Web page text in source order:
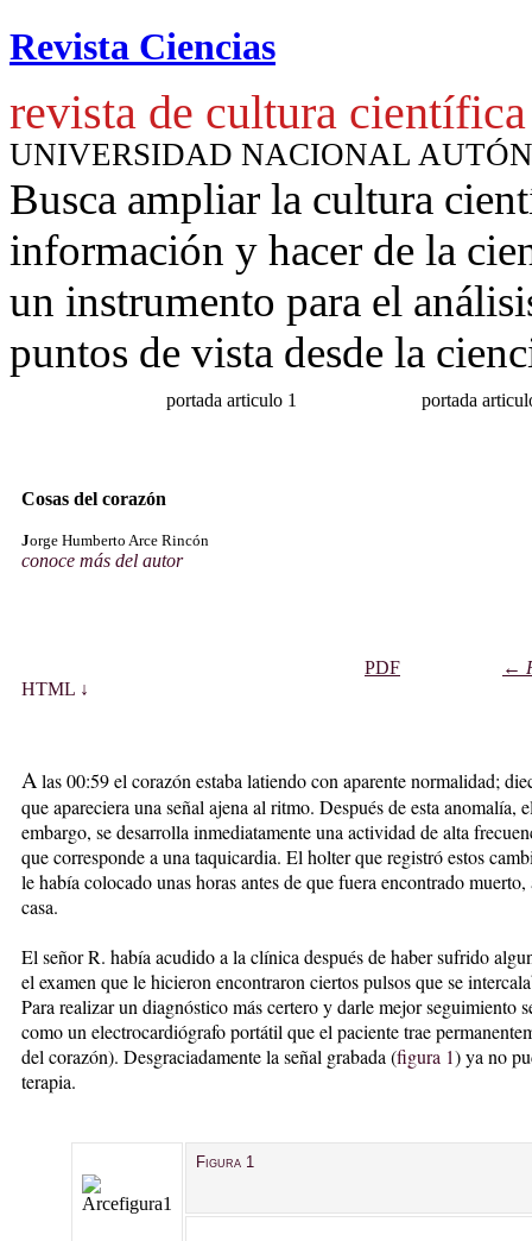
Revista Ciencias
revista de cultura científica
UNIVERSIDAD NACIONAL
Busca ampliar la cultura
información y hacer de la
un instrumento para el
puntos de vista desde la
portada articulo 1 portada
Cosas del corazón
Jorge Humberto Arce Rincón
conoce más del autor
HTML ↓
PDF ←
A las 00:59 el corazón estaba latiendo con aparentenormalidad;
que apareciera una señal ajena al ritmo. Después de esta anomalía,
embargo, se desarrolla inmediatamente una actividad de alta
que corresponde a una taquicardia. El holter que registró estos
le había colocado unas horas antes de que fuera encontrado
casa.
El señor R. había acudido a la clínica después de haber sufrido
el examen que le hicieron encontraron ciertos pulsos que se
Para realizar un diagnóstico más certero y darle mejor seguimiento
como un electrocardiógrafo portátil que el paciente trae
del corazón). Desgraciadamente la señal grabada (figura 1) ya no
terapia.
Figura 1